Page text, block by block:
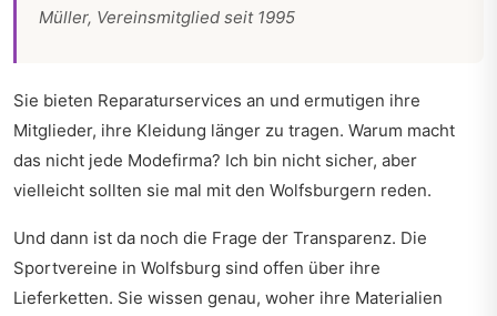
Müller, Vereinsmitglied seit 1995
Sie bieten Reparaturservices an und ermutigen ihre
Mitglieder, ihre Kleidung länger zu tragen. Warum macht
das nicht jede Modefirma? Ich bin nicht sicher, aber
vielleicht sollten sie mal mit den Wolfsburgern reden.
Und dann ist da noch die Frage der Transparenz. Die
Sportvereine in Wolfsburg sind offen über ihre
Lieferketten. Sie wissen genau, woher ihre Materialien